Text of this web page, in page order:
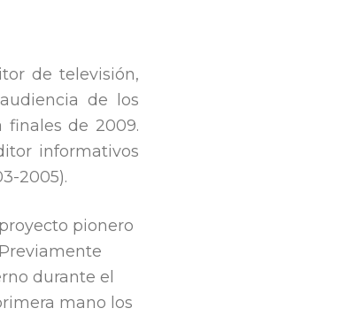
de televisión,
de los
de 2009.
informativos
2005).
pionero
durante el
mano los